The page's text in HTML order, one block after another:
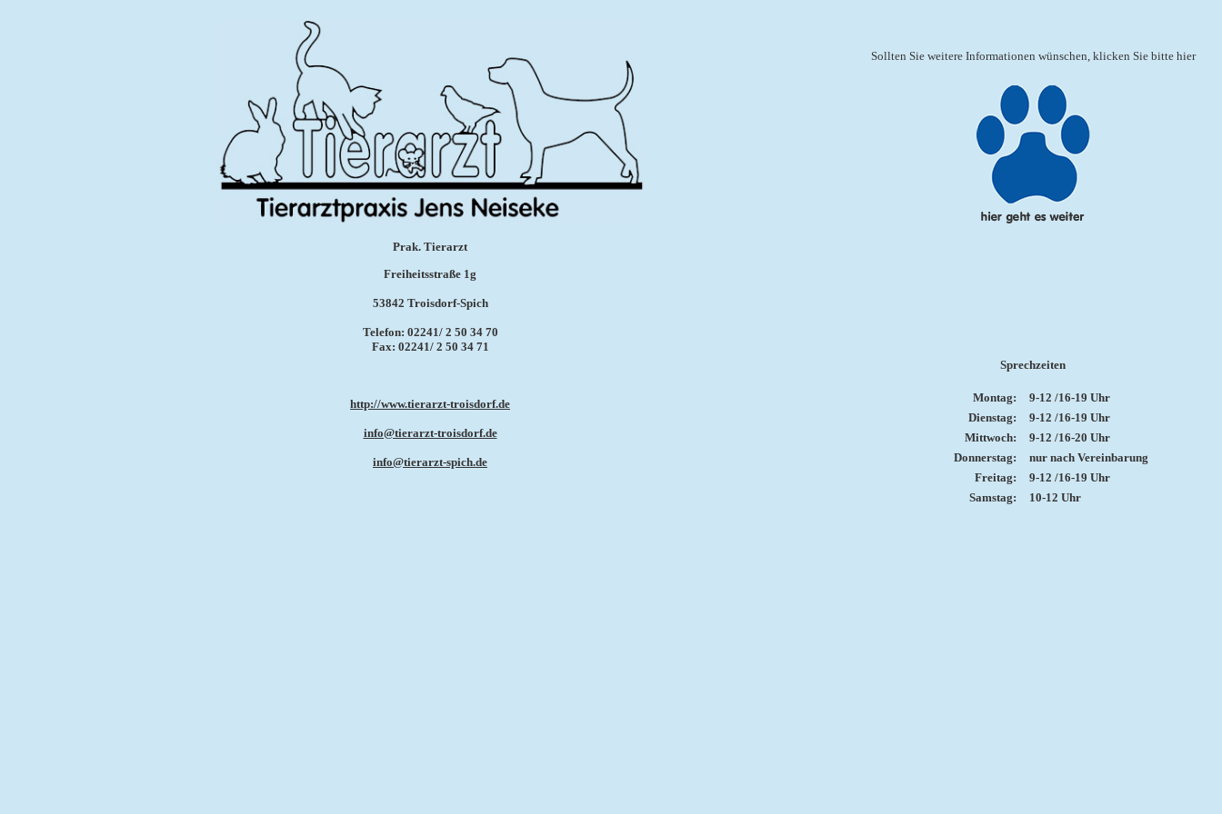
Prak. Tierarzt
Sollten Sie weitere Informationen wünschen, klicken Sie bitte hier
Freiheitsstraße 1g
53842 Troisdorf-Spich
Telefon: 02241/ 2 50 34 70
Fax: 02241/ 2 50 34 71
http://www.tierarzt-troisdorf.de
info@tierarzt-troisdorf.de
info@tierarzt-spich.de
Sprechzeiten
Montag:
9-12 /16-19 Uhr
Dienstag:
9-12 /16-19 Uhr
Mittwoch:
9-12 /16-20 Uhr
Donnerstag:
nur nach Vereinbarung
Freitag:
9-12 /16-19 Uhr
Samstag:
10-12 Uhr